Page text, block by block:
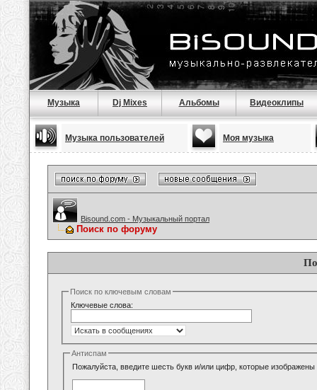
Музыка Dj Mixes Альбомы Видеоклипы
Музыка пользователей Моя музыка
Bisound.com - Музыкальный портал
Поиск по форуму
Поиск по ключевым словам
Ключевые слова:
Антиспам
Пожалуйста, введите шесть букв и/или цифр, которые изображены